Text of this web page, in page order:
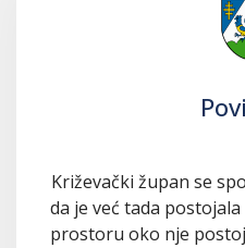
Križevački župan se
da je već tada
prostoru oko nje